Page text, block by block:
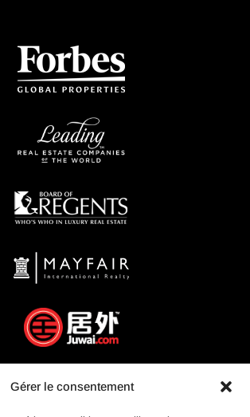
Gérer le consentement